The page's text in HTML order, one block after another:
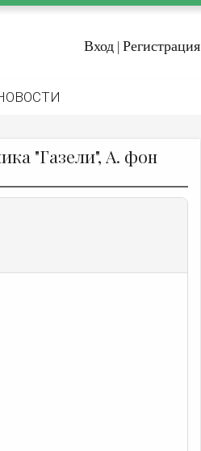
Вход | Регистрация
"Газели", А. фон